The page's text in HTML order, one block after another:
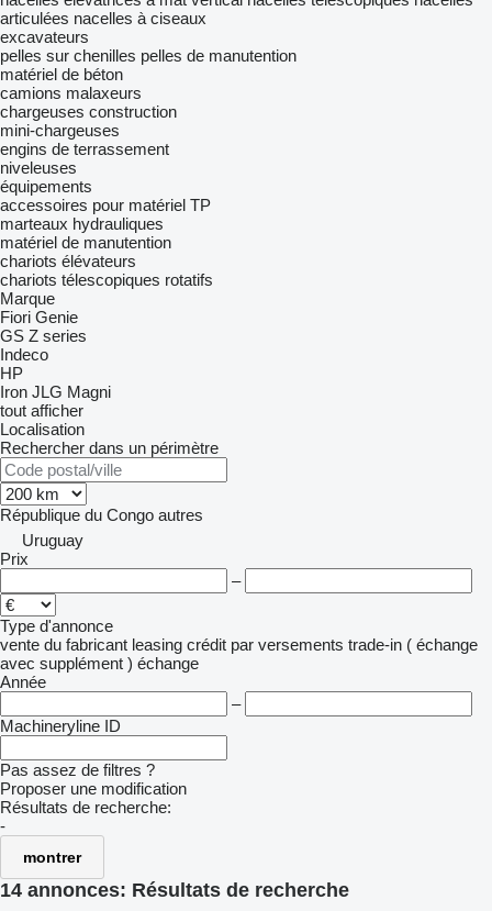
articulées nacelles à ciseaux
excavateurs
pelles sur chenilles pelles de manutention
matériel de béton
camions malaxeurs
chargeuses construction
mini-chargeuses
engins de terrassement
niveleuses
équipements
accessoires pour matériel TP
marteaux hydrauliques
matériel de manutention
chariots élévateurs
chariots télescopiques rotatifs
Marque
Fiori Genie
GS Z series
Indeco
HP
Iron JLG Magni
tout afficher
Localisation
Rechercher dans un périmètre
République du Congo autres
Uruguay
Prix
–
Type d'annonce
vente du fabricant leasing crédit par versements trade-in ( échange
avec supplément ) échange
Année
–
Machineryline ID
Pas assez de filtres ?
Proposer une modification
Résultats de recherche:
-
montrer
14 annonces: Résultats de recherche